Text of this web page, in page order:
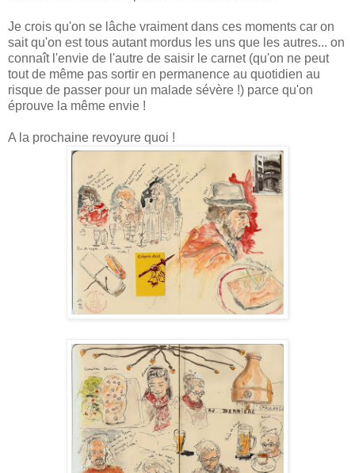
Je crois qu'on se lâche vraiment dans ces moments car on
sait qu'on est tous autant mordus les uns que les autres... on
connaît l'envie de l'autre de saisir le carnet (qu'on ne peut
tout de même pas sortir en permanence au quotidien au
risque de passer pour un malade sévère !) parce qu'on
éprouve la même envie !
A la prochaine revoyure quoi !